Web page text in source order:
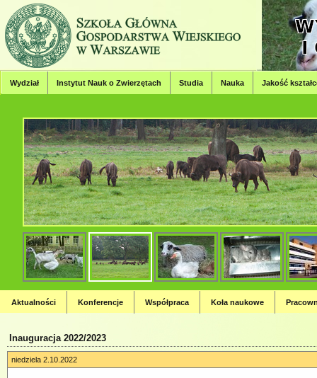
Wydział Hodowli,
Strona Wydziału Hodowli, Bioinżynierii i Ochrony Zwierząt
Wydział Instytut Nauk o Zwierzętach Studia Nauka Jakość
Aktualności Konferencje Współpraca Koła naukowe
Inauguracja 2022/2023
niedziela 2.10.2022